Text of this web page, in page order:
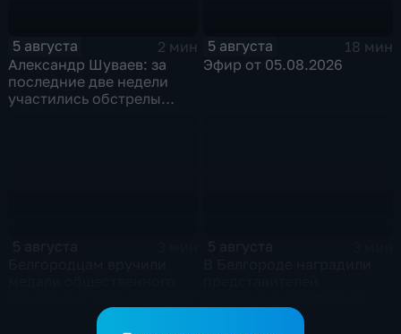
5 августа
2 мин
Александр Шуваев: за
последние две недели
участились обстрелы
5 августа
18 мин
Эфир от 05.08.2026